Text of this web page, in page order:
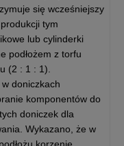
się wcześniejszy
tym
lub cylinderki
podłożem z torfu
(2 : 1 : 1).
doniczkach
komponentów do
doniczek dla
Wykazano, że w